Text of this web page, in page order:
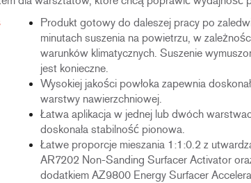
Produkt gotowy do daleszej pracy po
minutach suszenia na powietrzu, w
warunków klimatycznych. Suszenie
jest konieczne.
Wysokiej jakości powłoka zapewnia
warstwy nawierzchniowej.
Łatwa aplikacja w jednej lub dwóch
doskonała stabilność pionowa.
Łatwe proporcje mieszania 1:1:0.2 z
AR7202 Non-Sanding Surfacer Activator
dodatkiem AZ9800 Energy Surfacer